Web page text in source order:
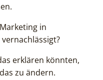
in
erklären könnten,
zu ändern.